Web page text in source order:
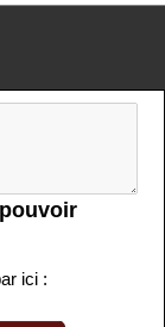
ici :